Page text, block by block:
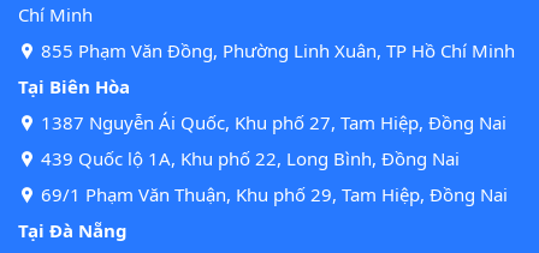
Chí Minh
855 Phạm Văn Đồng, Phường Linh Xuân, TP Hồ Chí Minh
Tại Biên Hòa
1387 Nguyễn Ái Quốc, Khu phố 27, Tam Hiệp, Đồng Nai
439 Quốc lộ 1A, Khu phố 22, Long Bình, Đồng Nai
69/1 Phạm Văn Thuận, Khu phố 29, Tam Hiệp, Đồng Nai
Tại Đà Nẵng